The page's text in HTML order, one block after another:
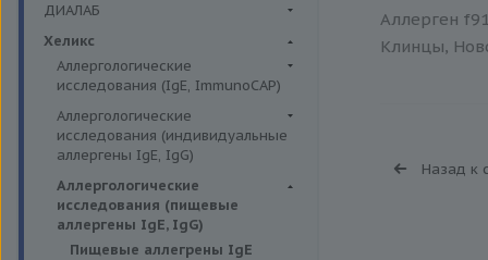
ДИАЛАБ
Биохимия крови
Хеликс
Аллергологические
исследования (IgE, ImmunoCAP)
Аллергены животных
Аллергены пыльцы
Бытовые аллергены
Пищевые аллегрены
Аллергологические
исследования (индивидуальные
аллергены IgE, IgG)
Аллергены гельминтов IgE
Аллергены деревьев IgE, IgG
Аллергены животных IgE, IgG
Аллергологические
исследования (пищевые
аллергены IgE, IgG)
Пищевые аллегрены IgE
Аллерген
Клинцы,
Назад к